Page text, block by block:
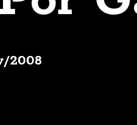
/2008